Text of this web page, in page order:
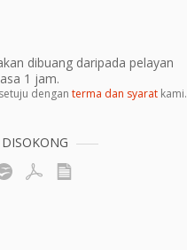
dibuang daripada pelayan
1 jam.
dengan terma dan syarat kami.